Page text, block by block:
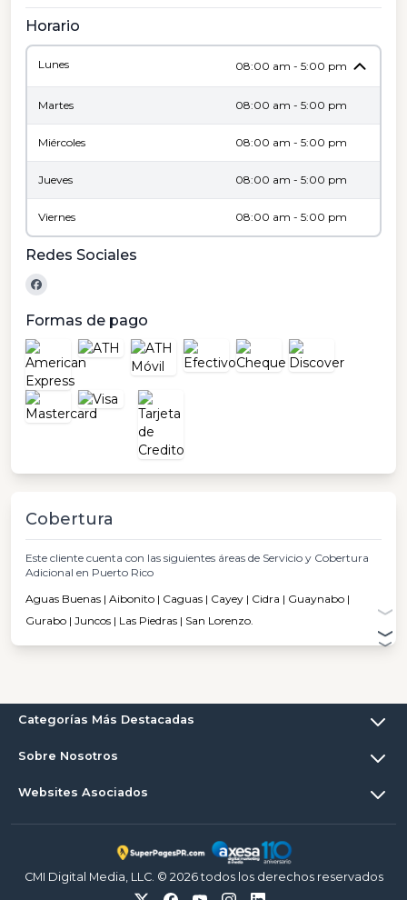
Horario
Lunes 08:00 am - 5:00 pm
Martes 08:00 am - 5:00 pm
Miércoles 08:00 am - 5:00 pm
Jueves 08:00 am - 5:00 pm
Viernes 08:00 am - 5:00 pm
Redes Sociales
Formas de pago
Cobertura
Este cliente cuenta con las siguientes áreas de Servicio y Cobertura
Adicional en Puerto Rico
Aguas Buenas | Aibonito | Caguas | Cayey | Cidra | Guaynabo |
Gurabo | Juncos | Las Piedras | San Lorenzo.
Categorías Más Destacadas
Sobre Nosotros
Websites Asociados
CMI Digital Media, LLC. © 2026 todos los derechos reservados